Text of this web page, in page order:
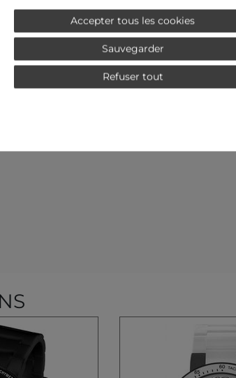
Accepter tous les cookies
Sauvegarder
Refuser tout